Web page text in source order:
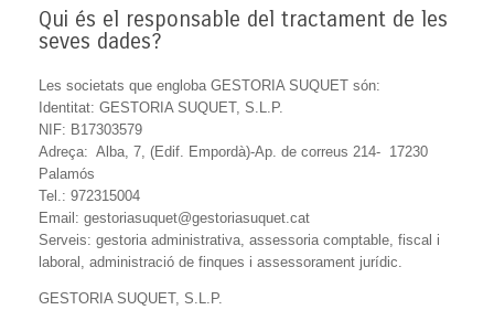
Qui és el responsable del tractament de les
seves dades?
Les societats que engloba GESTORIA SUQUET són:
Identitat: GESTORIA SUQUET, S.L.P.
NIF: B17303579
Adreça: Alba, 7, (Edif. Empordà)-Ap. de correus 214- 17230
Palamós
Tel.: 972315004
Email: gestoriasuquet@gestoriasuquet.cat
Serveis: gestoria administrativa, assessoria comptable, fiscal i
laboral, administració de finques i assessorament jurídic.
GESTORIA SUQUET, S.L.P.